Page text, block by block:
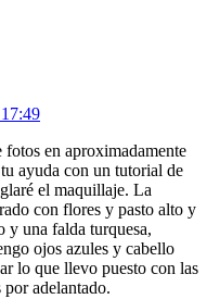
fotos en aproximadamente
ayuda con un tutorial de
el maquillaje. La
con flores y pasto alto y
y una falda turquesa,
ojos azules y cabello
lo que llevo puesto con las
por adelantado.